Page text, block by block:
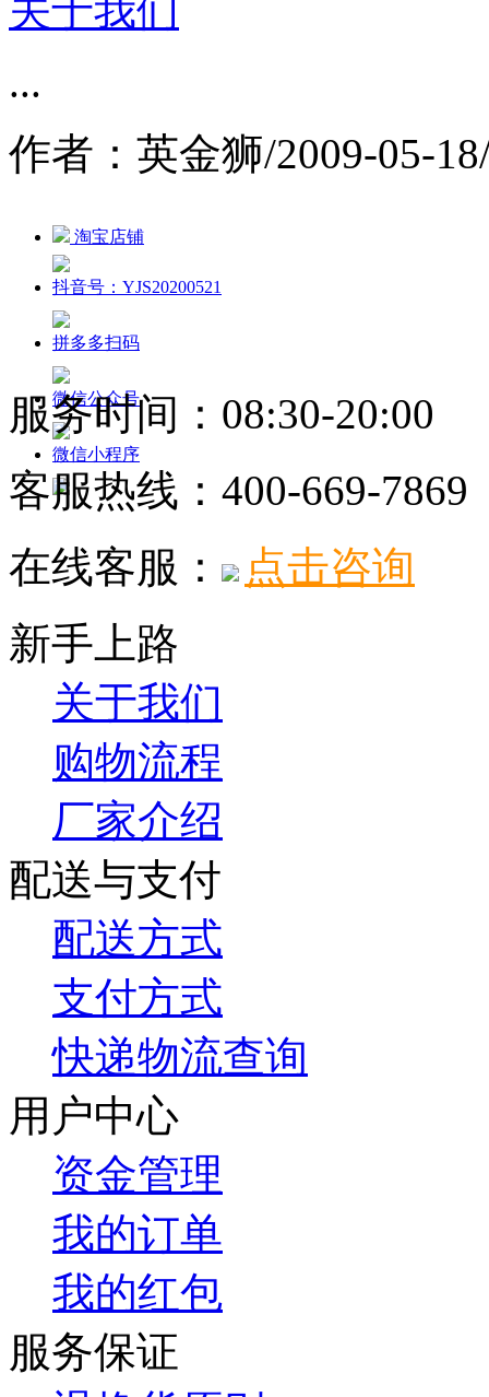
关于我们
...
作者：英金狮/2009-05-
淘宝店铺
抖音号：YJS20200521
拼多多扫码
微信公众号
微信小程序
服务时间：08:30-20:00
客服热线： 400-669-7869
在线客服：
点击咨询
新手上路
关于我们
购物流程
厂家介绍
配送与支付
配送方式
支付方式
快递物流查询
用户中心
资金管理
我的订单
我的红包
服务保证